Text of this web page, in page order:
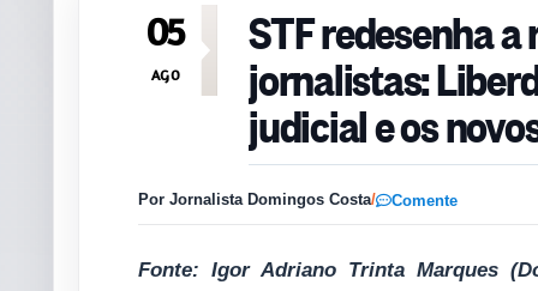
05
AGO
STF redesenha
jornalistas:
judicial e os
Por Jornalista Domingos Costa/ Comente
Fonte: Igor Adriano Trinta Marques